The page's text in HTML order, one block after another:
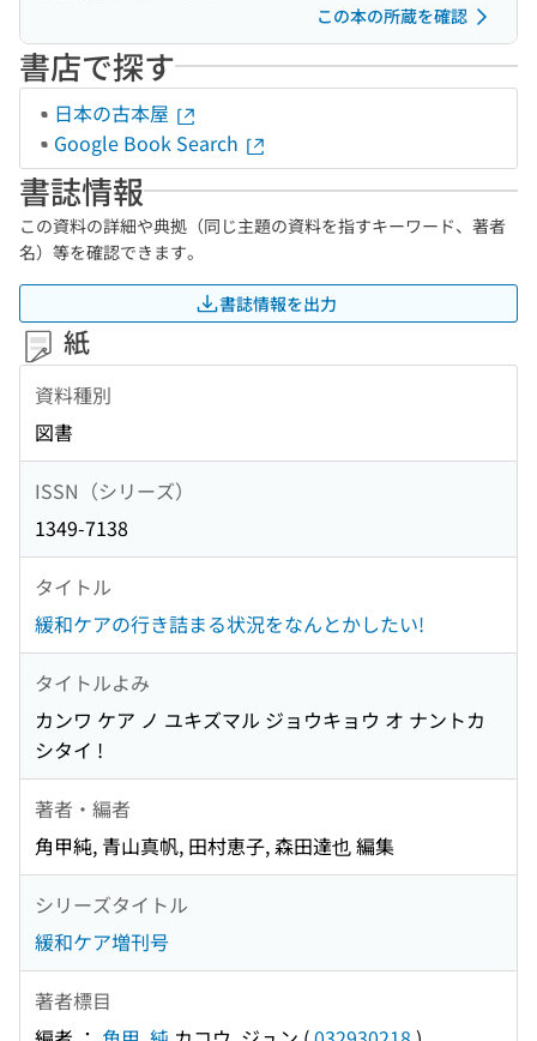
この本の所蔵を確認
書店で探す
日本の古本屋
Google Book Search
書誌情報
この資料の詳細や典拠（同じ主題の資料を指すキーワード、著者
名）等を確認できます。
書誌情報を出力
紙
資料種別
図書
ISSN（シリーズ）
1349-7138
タイトル
緩和ケアの行き詰まる状況をなんとかしたい!
タイトルよみ
カンワ ケア ノ ユキズマル ジョウキョウ オ ナントカ
シタイ !
著者・編者
角甲純, 青山真帆, 田村恵子, 森田達也 編集
シリーズタイトル
緩和ケア増刊号
著者標目